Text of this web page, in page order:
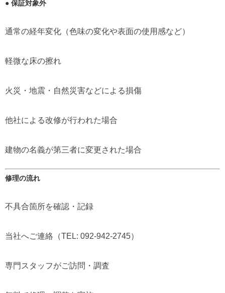
● 保証対象外
通常の経年変化（色味の変化や表面の使用感など）
軽微な床の擦れ
火災・地震・自然災害などによる損傷
他社による改修が行われた場合
建物の名義が第三者に変更された場合
修理の流れ
不具合箇所を確認・記録
当社へご連絡（TEL: 092-942-2745）
専門スタッフがご訪問・調査